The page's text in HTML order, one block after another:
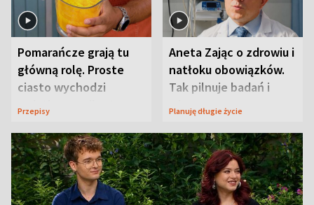
Pomarańcze grają tu
główną rolę. Proste
ciasto wychodzi
wyjątkowo wilgotne
Przepisy
Aneta Zając o zdrowiu i
natłoku obowiązków.
Tak pilnuje badań i
wizyt
Planuję długie życie